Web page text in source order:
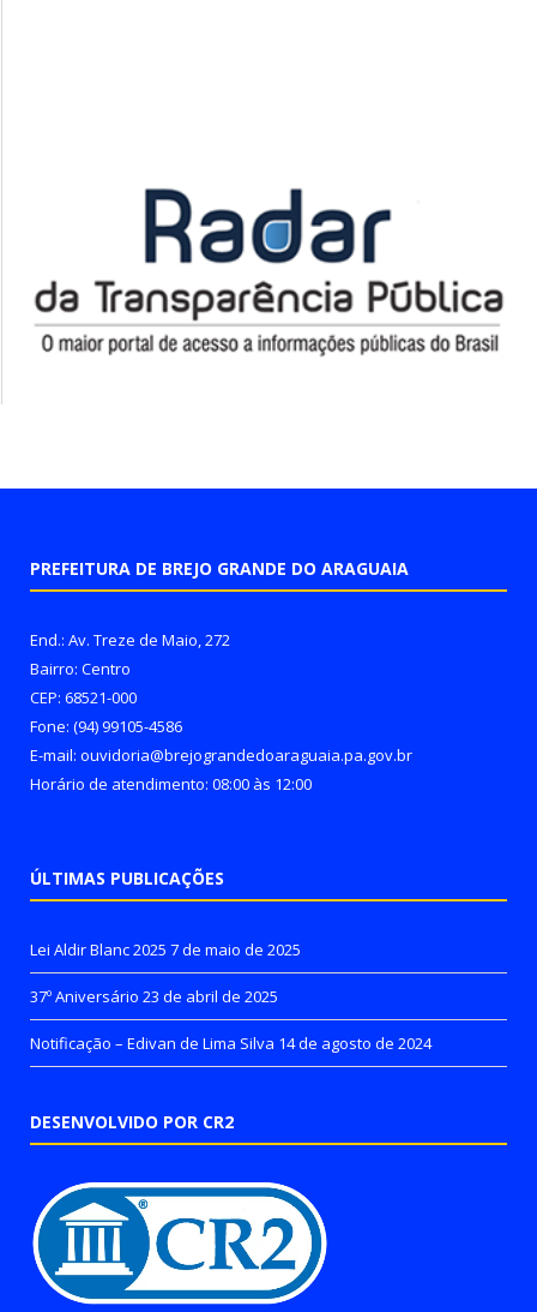
PREFEITURA DE BREJO GRANDE DO ARAGUAIA
End.: Av. Treze de Maio, 272
Bairro: Centro
CEP: 68521-000
Fone: (94) 99105-4586
E-mail: ouvidoria@brejograndedoaraguaia.pa.gov.br
Horário de atendimento: 08:00 às 12:00
ÚLTIMAS PUBLICAÇÕES
Lei Aldir Blanc 2025 7 de maio de 2025
37º Aniversário 23 de abril de 2025
Notificação – Edivan de Lima Silva 14 de agosto de 2024
DESENVOLVIDO POR CR2